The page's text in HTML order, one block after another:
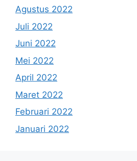
Agustus 2022
Juli 2022
Juni 2022
Mei 2022
April 2022
Maret 2022
Februari 2022
Januari 2022